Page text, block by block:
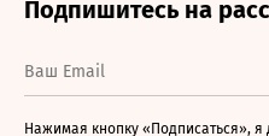
Нажимая кнопку «Подписаться», я